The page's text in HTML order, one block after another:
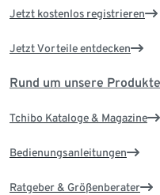
Jetzt kostenlos registrieren
Jetzt Vorteile entdecken
Rund um unsere Produkte
Tchibo Kataloge & Magazine
Bedienungsanleitungen
Ratgeber & Größenberater